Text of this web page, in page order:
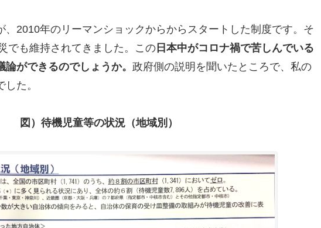
、2010年のリーマンショックからからスタートした制度です。そ
でも維持されてきました。この日本中がコロナ禍で苦しんでいる
ができるのでしょうか。 政府側の説明を聞いたところで、私の
た。
図）待機児童等の状況（地域別）